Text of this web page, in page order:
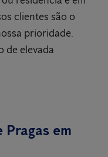
clientes são o
prioridade.
de elevada
em